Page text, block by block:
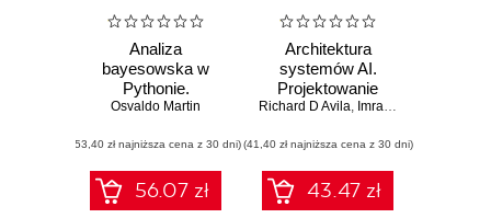
Analiza
bayesowska w
Pythonie.
Praktyczny
modelowaniu
probabilistycznym.
Wydanie III
Osvaldo Martin
(53,40 zł najniższa cena z 30 dni)
56.07 zł
Architektura
systemów AI.
Projektowanie
skalowalnego i
oprogramowania
Richard D Avila, Imran Ahmad
(41,40 zł najniższa cena z 30 dni)
43.47 zł